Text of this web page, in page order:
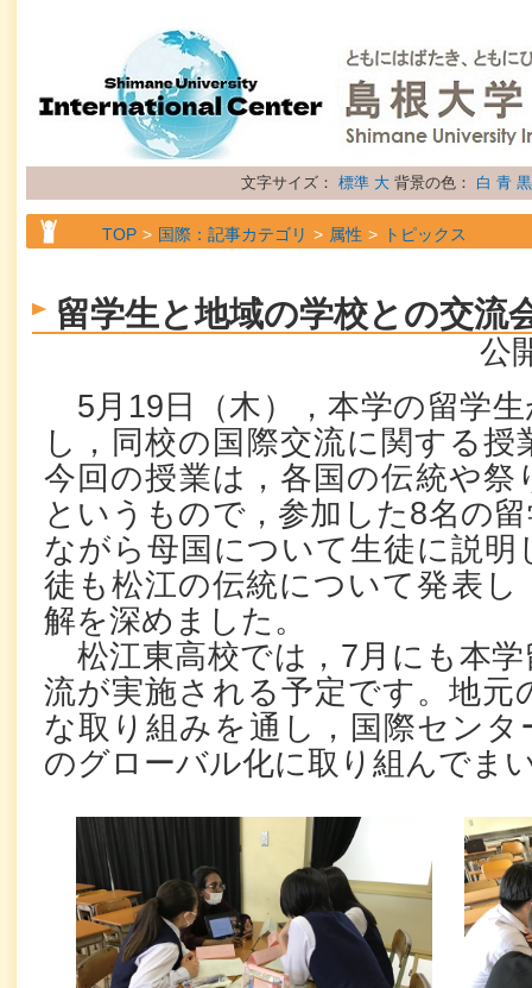
文字サイズ： 標準 大 背景の色： 白 青 黒
TOP 国際：記事カテゴリ 属性 トピックス
留学生と地域の学校との交流
公
5月19日（木），本学の留学
し，同校の国際交流に関する
今回の授業は，各国の伝統や祭
というもので，参加した8名の
ながら母国について生徒に説明
徒も松江の伝統について発表し
解を深めました。
松江東高校では，7月にも本
流が実施される予定です。地元
な取り組みを通し，国際センタ
のグローバル化に取り組んでま